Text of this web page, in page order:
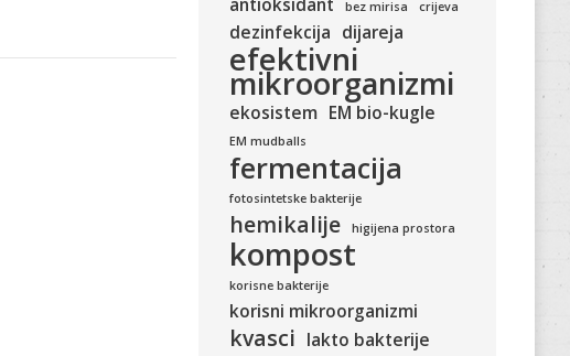
antioksidant bez mirisa crijeva
dezinfekcija dijareja
efektivni
mikroorganizmi
ekosistem EM bio-kugle
EM mudballs
fermentacija
fotosintetske bakterije
hemikalije higijena prostora
kompost
korisne bakterije
korisni mikroorganizmi
kvasci lakto bakterije